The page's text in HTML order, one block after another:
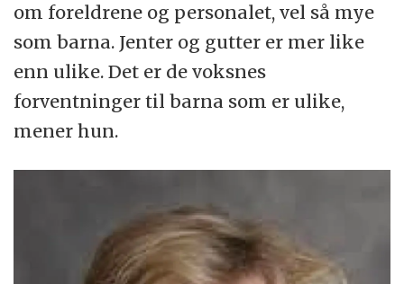
om foreldrene og personalet, vel så mye
som barna. Jenter og gutter er mer like
enn ulike. Det er de voksnes
forventninger til barna som er ulike,
mener hun.